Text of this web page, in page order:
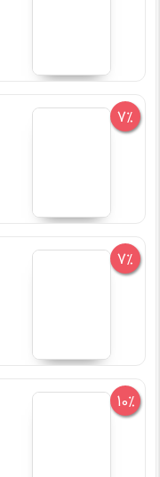
7%
7%
10%